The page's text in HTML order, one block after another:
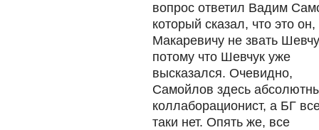
вопрос ответил Вадим
который сказал, что это
Макаревичу не звать
потому что Шевчук уже
высказался. Очевидно,
Самойлов здесь
коллаборационист, а БГ
таки нет. Опять же, все